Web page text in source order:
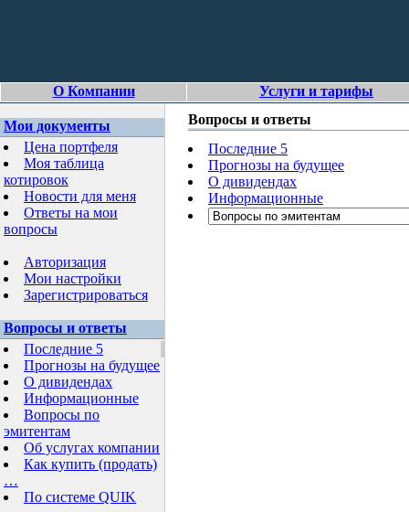
О Компании Услуги и тарифы
Мои документы
Цена портфеля
Моя таблица
котировок
Новости для меня
Ответы на мои
вопросы
Авторизация
Мои настройки
Зарегистрироваться
Вопросы и ответы
Последние 5
Прогнозы на будущее
О дивидендах
Информационные
Вопросы по
эмитентам
Об услугах компании
Как купить (продать)
…
По системе QUIK
Вопросы и ответы
Последние 5
Прогнозы на будущее
О дивидендах
Информационные